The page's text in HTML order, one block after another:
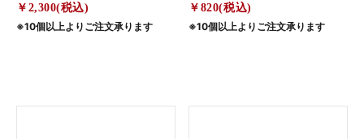
￥2,300(税込)
※10個以上よりご注文承ります
￥820(税込)
※10個以上よりご注文承ります